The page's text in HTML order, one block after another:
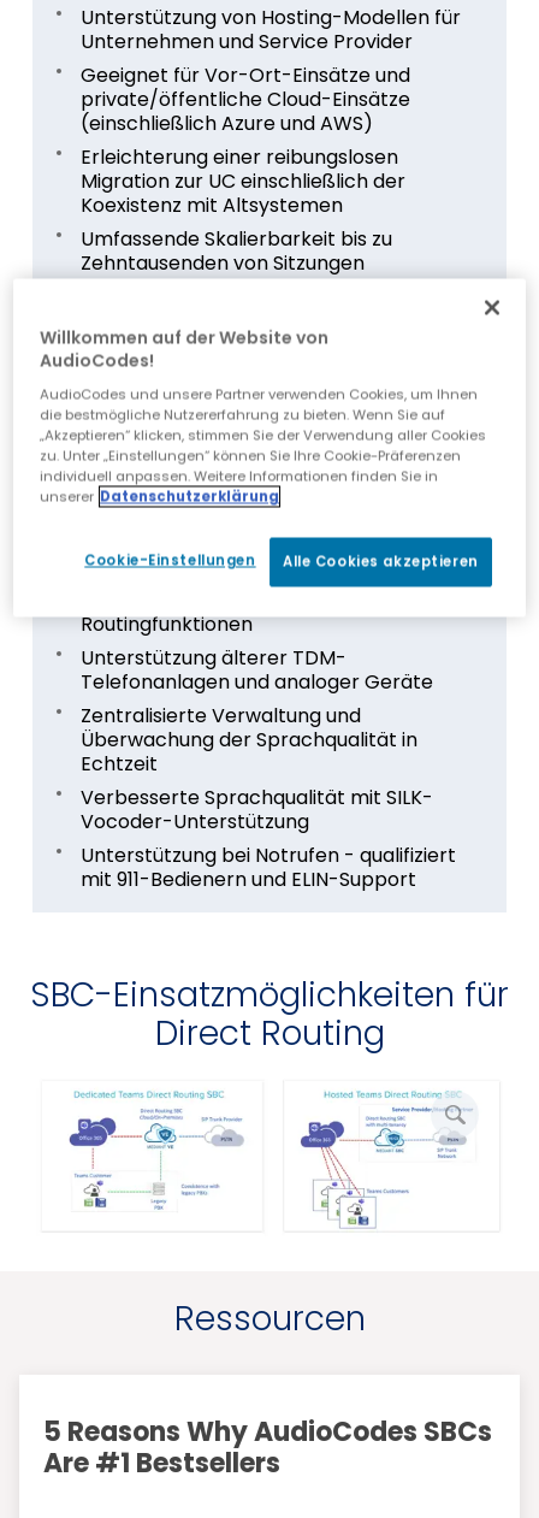
Unterstützung von Hosting-Modellen für
Unternehmen und Service Provider
Geeignet für Vor-Ort-Einsätze und
private/öffentliche Cloud-Einsätze
(einschließlich Azure und AWS)
Erleichterung einer reibungslosen
Migration zur UC einschließlich der
Koexistenz mit Altsystemen
Umfassende Skalierbarkeit bis zu
Zehntausenden von Sitzungen
Features
Sichere SIP-Trunk-Konnektivität und
standortbasiertes Routing in Echtzeit
Lokale Medienoptimierung und
Vereinfachte Migrationsunterstützung für
Routingfunktionen
Unterstützung älterer TDM-
Telefonanlagen und analoger Geräte
Zentralisierte Verwaltung und
Überwachung der Sprachqualität in
Echtzeit
Verbesserte Sprachqualität mit SILK-
Vocoder-Unterstützung
Unterstützung bei Notrufen - qualifiziert
mit 911-Bedienern und ELIN-Support
SBC-Einsatzmöglichkeiten für
Direct Routing
Bild
Ressourcen
5 Reasons Why AudioCodes SBCs
Are #1 Bestsellers
Willkommen auf der Website von
AudioCodes!
AudioCodes und unsere Partner verwenden Cookies, um Ihnen
die bestmögliche Nutzererfahrung zu bieten. Wenn Sie auf
„Akzeptieren“ klicken, stimmen Sie der Verwendung aller Cookies
zu. Unter „Einstellungen“ können Sie Ihre Cookie-Präferenzen
individuell anpassen. Weitere Informationen finden Sie in
unserer Datenschutzerklärung
Cookie-Einstellungen Alle Cookies akzeptieren